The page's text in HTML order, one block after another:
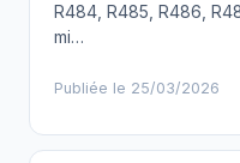
R484, R485, R486,
mi…
Publiée le 25/03/2026